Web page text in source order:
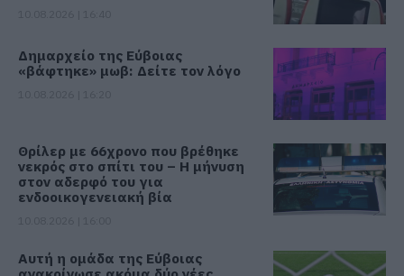
Δημαρχείο της Εύβοιας
«βάφτηκε» μωβ: Δείτε τον λόγο
Θρίλερ με 66χρονο που βρέθηκε
νεκρός στο σπίτι του – Η μήνυση
στον αδερφό του για
ενδοοικογενειακή βία
Αυτή η ομάδα της Εύβοιας